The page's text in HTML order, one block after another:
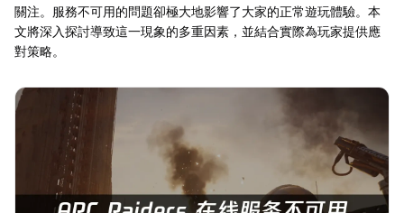
關注。服務不可用的問題卻極大地影響了大家的正常遊玩體驗。本
文將深入探討導致這一現象的多重因素，並結合實際為玩家提供應
對策略。